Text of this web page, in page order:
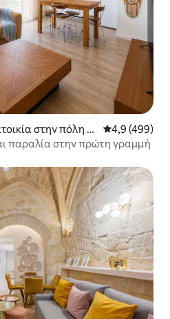
στην πόλη M
Μέση
4,9 (499)
παραλία στην πρώτη γραμμή